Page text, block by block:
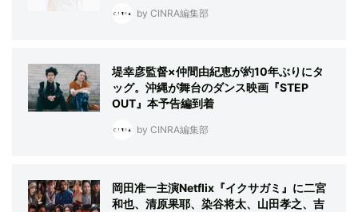
by CINRA編集部
堤幸彦監督×仲間由紀恵が約10年ぶりにタ
ッグ。沖縄が舞台のダンス映画『STEP
OUT』本予告編到着
by CINRA編集部
岡田准一主演Netflix『イクサガミ』に二宮
和也、清原果耶、染谷将太、山田孝之、吉